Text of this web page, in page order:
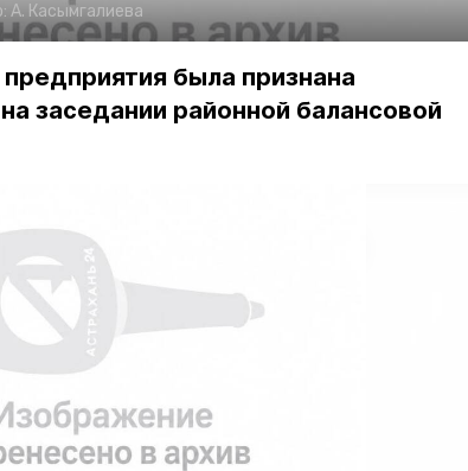
А. Касымгалиева
была признана
заседании районной балансовой